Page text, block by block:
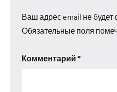
Ваш адрес email не будет
Обязательные поля
Комментарий *